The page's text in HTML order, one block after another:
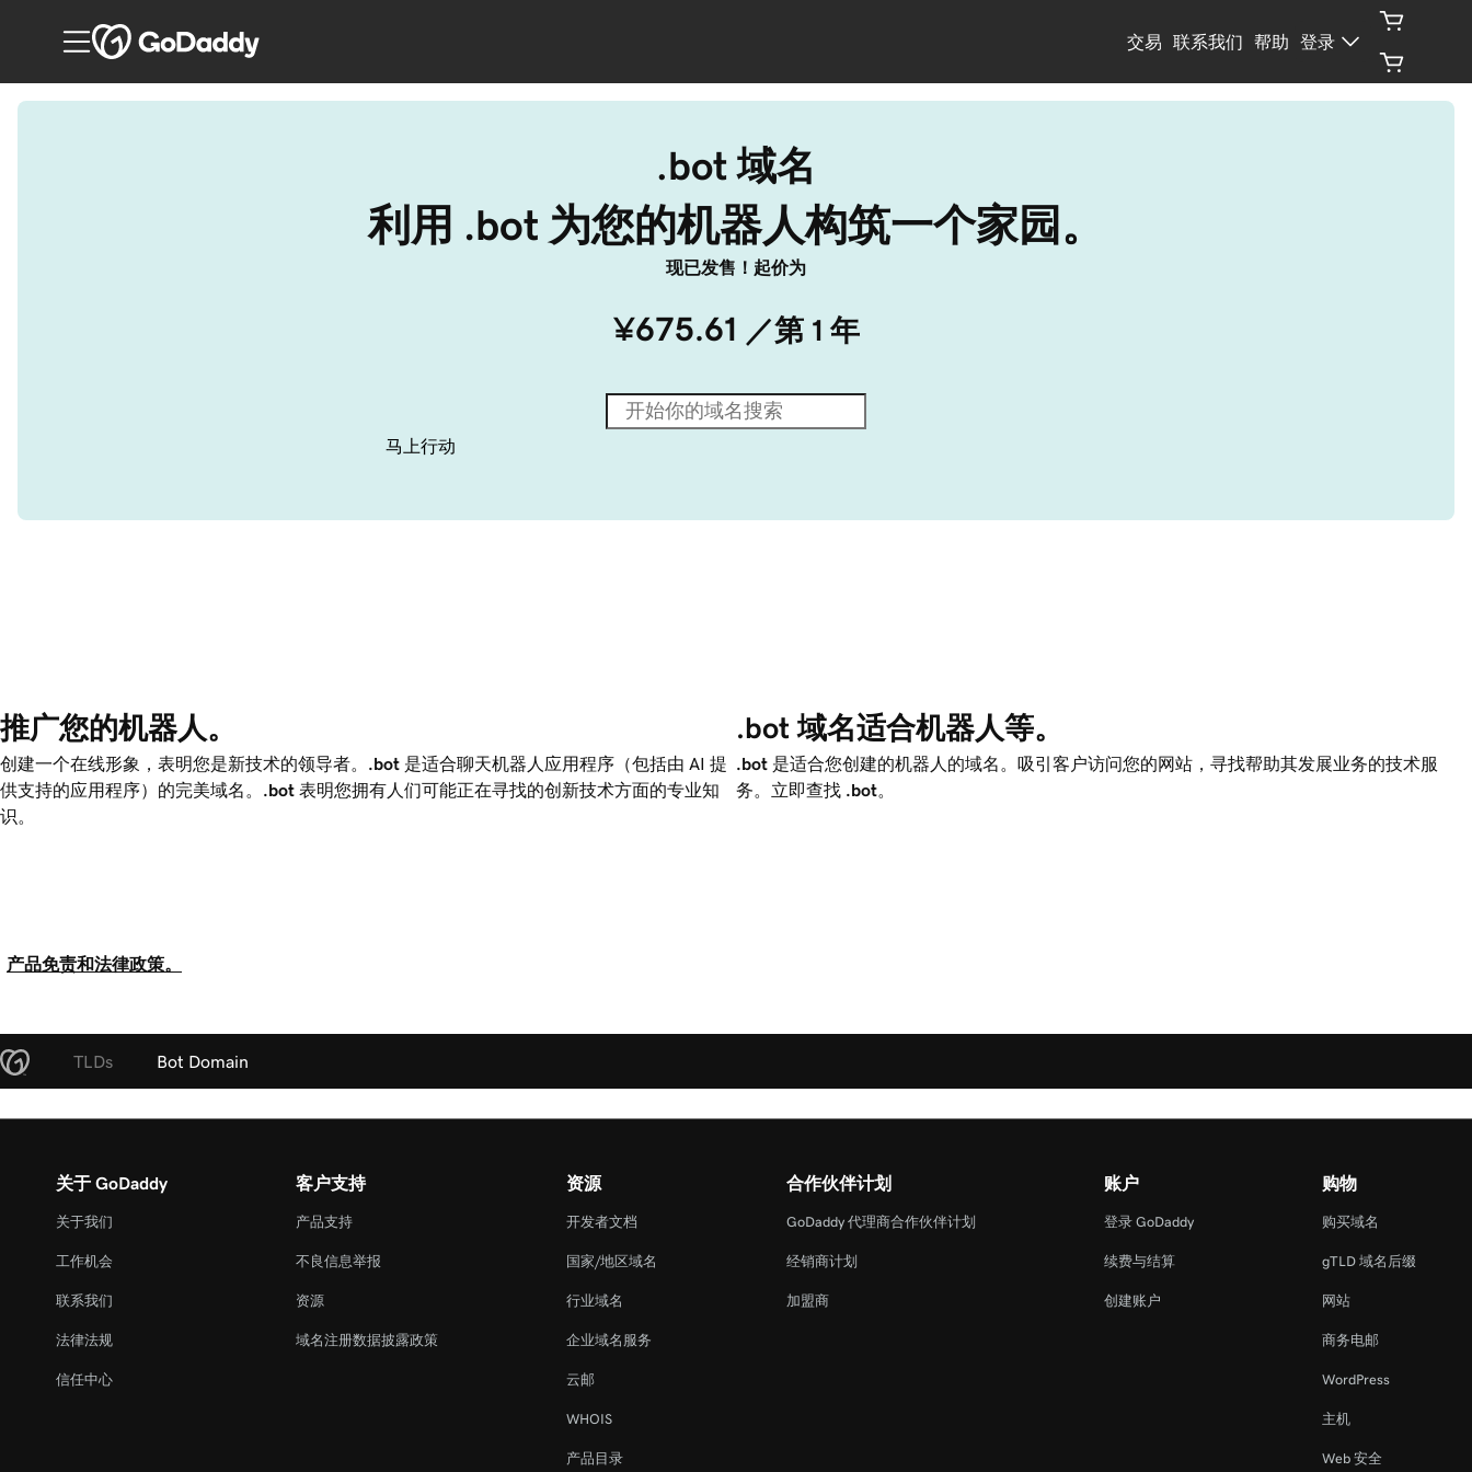
交易 联系我们 帮助 登录
.bot 域名
利用 .bot 为您的机器人构筑一个家园。
现已发售！起价为
¥675.61 ／第 1 年
马上行动
推广您的机器人。
创建一个在线形象，表明您是新技术的领导者。 .bot 是适合聊天机器人应用程序（包括由 AI 提
供支持的应用程序）的完美域名。
.bot 表明您拥有人们可能正在寻找的创新技术方面的专业知
识。
.bot 域名适合机器人等。
.bot 是适合您创建的机器人的域名。吸引客户访问您的网站，寻找帮助其发展业务的技术服
务。立即查找 .bot
产品免责和法律政策。
TLDs Bot Domain
关于 GoDaddy
关于我们
工作机会
联系我们
法律法规
信任中心
客户支持
产品支持
不良信息举报
资源
域名注册数据披露政策
资源
开发者文档
国家/地区域名
行业域名
企业域名服务
云邮
WHOIS
产品目录
合作伙伴计划
GoDaddy 代理商合作伙伴计划
经销商计划
加盟商
账户
登录 GoDaddy
续费与结算
创建账户
购物
购买域名
gTLD 域名后缀
网站
商务电邮
WordPress
主机
Web 安全